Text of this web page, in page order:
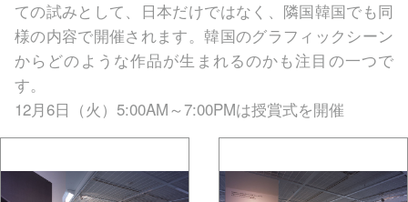
ての試みとして、日本だけではなく、隣国韓国でも同
様の内容で開催されます。韓国のグラフィックシーン
からどのような作品が生まれるのかも注目の一つで
す。
12月6日（火）5:00AM～7:00PMは授賞式を開催